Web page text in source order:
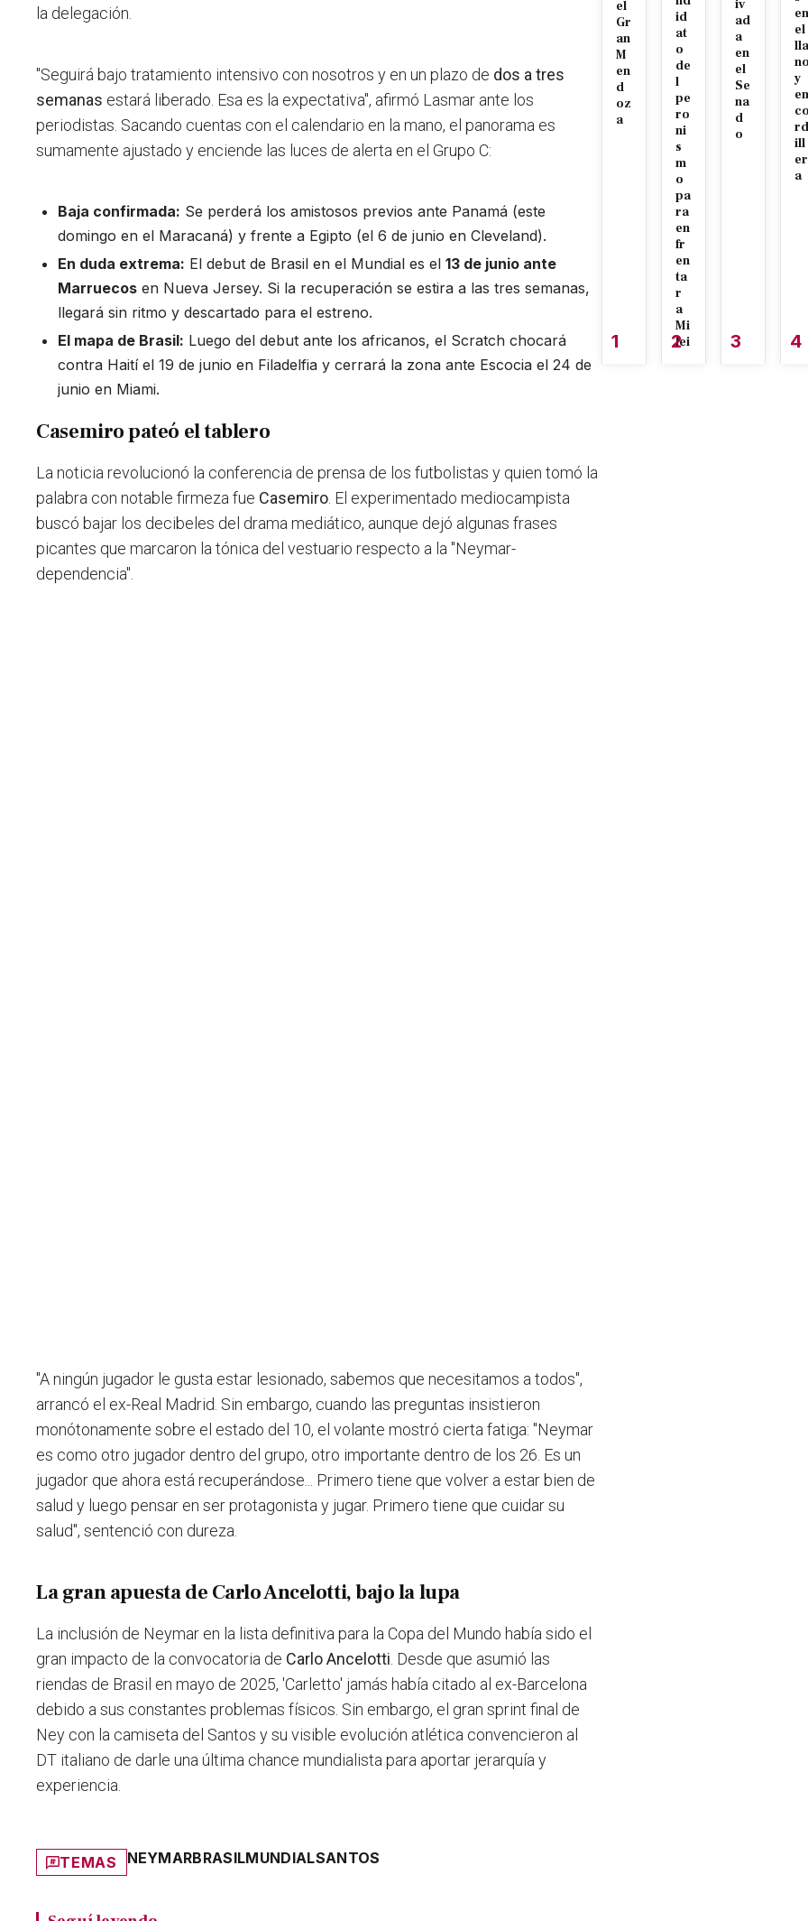
la delegación.
"Seguirá bajo tratamiento intensivo con nosotros y en un plazo de dos a tres
semanas estará liberado. Esa es la expectativa", afirmó Lasmar ante los
periodistas. Sacando cuentas con el calendario en la mano, el panorama es
sumamente ajustado y enciende las luces de alerta en el Grupo C:
Baja confirmada: Se perderá los amistosos previos ante Panamá (este
domingo en el Maracaná) y frente a Egipto (el 6 de junio en Cleveland).
En duda extrema: El debut de Brasil en el Mundial es el13 de junio ante
Marruecos en Nueva Jersey. Si la recuperación se estira a las tres semanas,
llegará sin ritmo y descartado para el estreno.
El mapa de Brasil: Luego del debut ante los africanos, el Scratch chocará
contra Haití el 19 de junio en Filadelfia y cerrará la zona ante Escocia el 24 de
junio en Miami.
Casemiro pateó el tablero
La noticia revolucionó la conferencia de prensa de los futbolistas y quien tomó la
palabra con notable firmeza fue Casemiro. El experimentado mediocampista
buscó bajar los decibeles del drama mediático, aunque dejó algunas frases
picantes que marcaron la tónica del vestuario respecto a la "Neymar-
dependencia".
"A ningún jugador le gusta estar lesionado, sabemos que necesitamos a todos",
arrancó el ex-Real Madrid. Sin embargo, cuando las preguntas insistieron
monótonamente sobre el estado del 10, el volante mostró cierta fatiga: "Neymar
es como otro jugador dentro del grupo, otro importante dentro de los 26. Es un
jugador que ahora está recuperándose... Primero tiene que volver a estar bien de
salud y luego pensar en ser protagonista y jugar. Primero tiene que cuidar su
salud", sentenció con dureza.
La gran apuesta de Carlo Ancelotti, bajo la lupa
La inclusión de Neymar en la lista definitiva para la Copa del Mundo había sido el
gran impacto de la convocatoria de Carlo Ancelotti. Desde que asumió las
riendas de Brasil en mayo de 2025, 'Carletto' jamás había citado al ex-Barcelona
debido a sus constantes problemas físicos. Sin embargo, el gran sprint final de
Ney con la camiseta del Santos y su visible evolución atlética convencieron al
DT italiano de darle una última chance mundialista para aportar jerarquía y
experiencia.
TEMAS NEYMARBRASILMUNDIALSANTOS
el
Gr
an
M
en
d
oz
a
1
id
at
o
de
l
pe
ro
ni
s
m
o
pa
ra
en
fr
en
ta
r
a
Mi
lei
2
iv
ad
a
en
el
Se
na
d
o
3
en
el
lla
y
en
rd
ill
er
a
4